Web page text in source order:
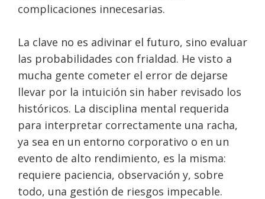
complicaciones innecesarias.
La clave no es adivinar el futuro, sino evaluar
las probabilidades con frialdad. He visto a
mucha gente cometer el error de dejarse
llevar por la intuición sin haber revisado los
históricos. La disciplina mental requerida
para interpretar correctamente una racha,
ya sea en un entorno corporativo o en un
evento de alto rendimiento, es la misma:
requiere paciencia, observación y, sobre
todo, una gestión de riesgos impecable.